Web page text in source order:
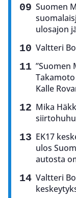
Suomen
ulosajon
Valtteri
”Suomen
Kalle
Mika
EK17
ulos
autosta
Valtteri